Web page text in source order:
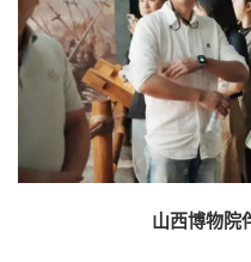
山西博物